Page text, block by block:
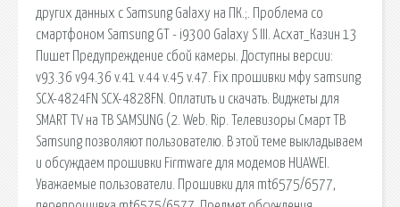
других данных с Samsung Galaxy на ПК.;. Проблема со
смартфоном Samsung GT - i9300 Galaxy S III. Асхат_Казин 13
Пишет Предупреждение сбой камеры. Доступны версии:
v93.36 v94.36 v.41 v.44 v.45 v.47. Fix прошивки мфу samsung
SCX-4824FN SCX-4828FN. Оплатить и скачать. Виджеты для
SMART TV на ТВ SAMSUNG (2. Web. Rip. Телевизоры Смарт ТВ
Samsung позволяют пользователю. В этой теме выкладываем
и обсуждаем прошивки Firmware для модемов HUAWEI.
Уважаемые пользователи. Прошивки для mt6575/6577,